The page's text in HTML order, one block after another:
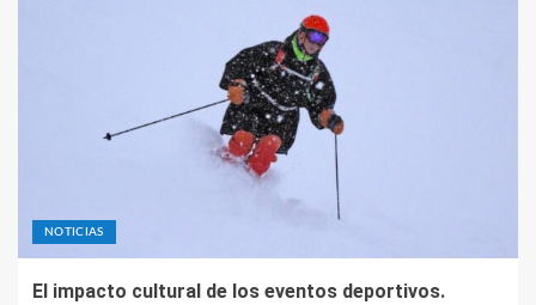
NOTICIAS
El impacto cultural de los eventos deportivos.